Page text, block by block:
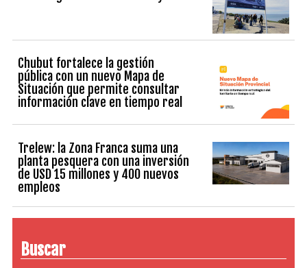
Chubut fortalece la gestión
pública con un nuevo Mapa de
Situación que permite consultar
información clave en tiempo real
Trelew: la Zona Franca suma una
planta pesquera con una inversión
de USD 15 millones y 400 nuevos
empleos
Buscar